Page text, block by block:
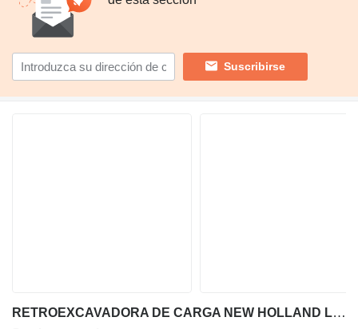
Suscribirse
RETROEXCAVADORA DE CARGA NEW HOLLAND LB115B LB115 B115 CASE 695SR 695SV USADA eje para New Holland LB 115B / LB 115 / B 115 / 695 SR / 695 SV retroexcavadora